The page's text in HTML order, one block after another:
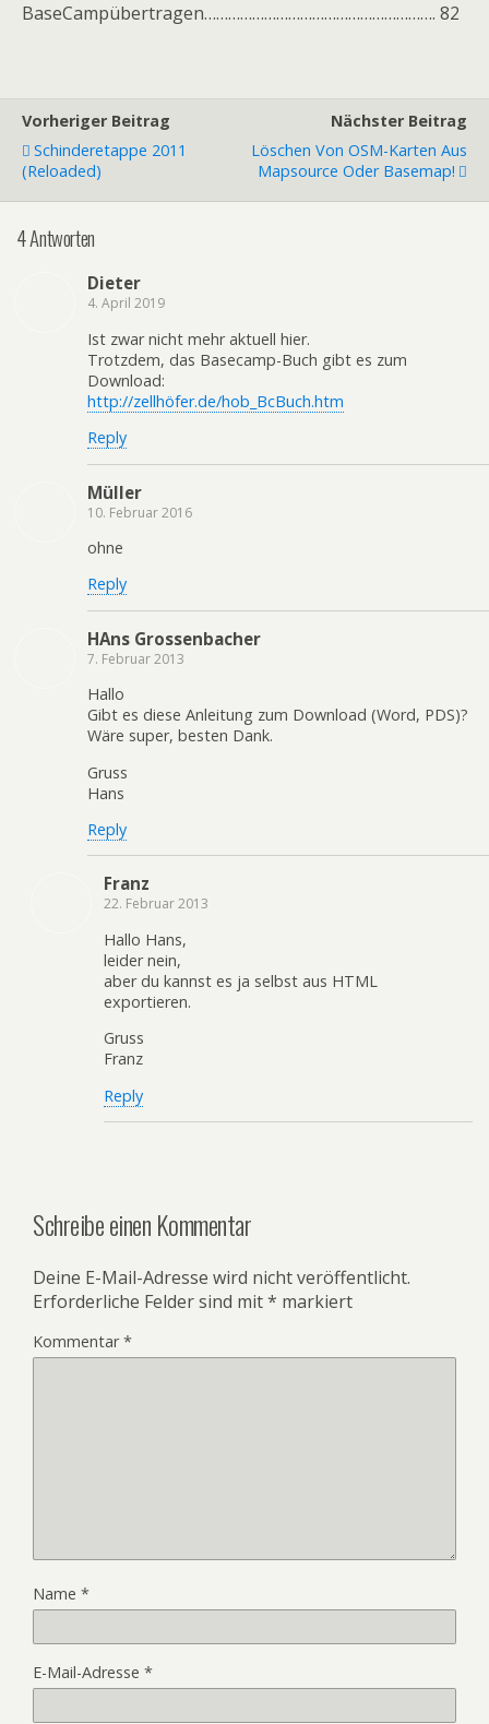
BaseCampübertragen…………………………………………………. 82
Vorheriger Beitrag
Schinderetappe 2011
(reloaded)
Nächster Beitrag
Löschen Von OSM-Karten Aus
Mapsource Oder Basemap!
4 Antworten
Dieter
4. April 2019
Ist zwar nicht mehr aktuell hier.
Trotzdem, das Basecamp-Buch gibt es zum
Download:
http://zellhöfer.de/hob_BcBuch.htm
Reply
Müller
10. Februar 2016
ohne
Reply
HAns Grossenbacher
7. Februar 2013
Hallo
Gibt es diese Anleitung zum Download (Word, PDS)?
Wäre super, besten Dank.
Gruss
Hans
Reply
Franz
22. Februar 2013
Hallo Hans,
leider nein,
aber du kannst es ja selbst aus HTML
exportieren.
Gruss
Franz
Reply
Schreibe einen Kommentar
Deine E-Mail-Adresse wird nicht veröffentlicht.
Erforderliche Felder sind mit* markiert
Kommentar*
Name *
E-Mail-Adresse *